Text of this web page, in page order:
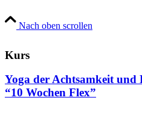
Nach oben scrollen
Kurs
Yoga der Achtsamkeit und
“10 Wochen Flex”